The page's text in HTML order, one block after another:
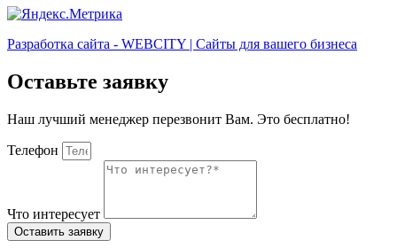
Разработка сайта - WEBCITY | Сайты для вашего бизнеса
Оставьте заявку
Наш лучший менеджер перезвонит Вам. Это бесплатно!
Телефон
Что интересует
Оставить заявку